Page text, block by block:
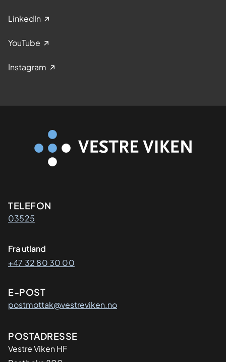
LinkedIn
YouTube
Instagram
Kontaktinformasjon
TELEFON
03525
Fra utland
+47 32 80 30 00
E-POST
postmottak@vestreviken.no
Adresse
POSTADRESSE
Vestre Viken HF